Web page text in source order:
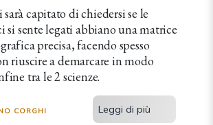
capitato di chiedersi se le
si sente legati abbiano una matrice
precisa, facendo spesso
riuscire a demarcare in modo
tra le 2 scienze.
CORGHI Leggi di più